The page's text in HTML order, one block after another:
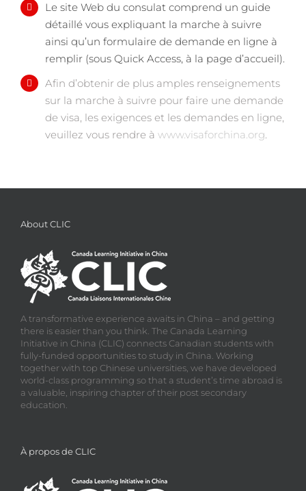
Le site Web du consulat comprend un guide
détaillé vous expliquant la marche à suivre
ainsi qu’un formulaire de demande en ligne à
remplir (sous Quick Access, à la page d’accueil).
Afin d’obtenir de plus amples renseignements
sur la marche à suivre pour faire une demande
de visa, les exigences et les demandes en ligne,
veuillez vous rendre à www.visaforchina.org
About CLIC
A transformative experience awaits in China – and getting
there is easier than you think. The Canada Learning
Initiative in China (CLIC) connects Canadian students with
fully-funded opportunities to study in China. Working
together with top Chinese universities, we have developed
world-class programming so that a student’s time abroad is
a valuable, inspiring chapter of their post secondary
education.
À propos de CLIC